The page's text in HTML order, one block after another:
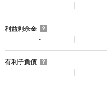
-
利益剰余金
？
-
有利子負債
？
-